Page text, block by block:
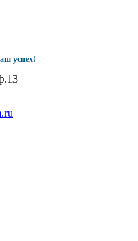
успех!